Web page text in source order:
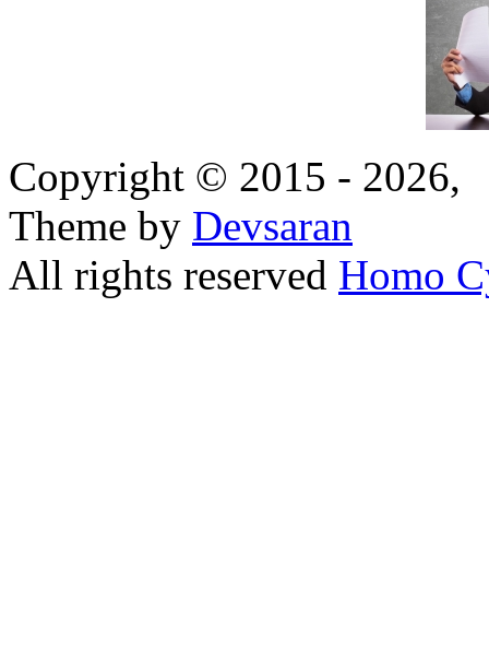
Copyright © 2015 - 2026,
Theme by Devsaran
All rights reserved Homo